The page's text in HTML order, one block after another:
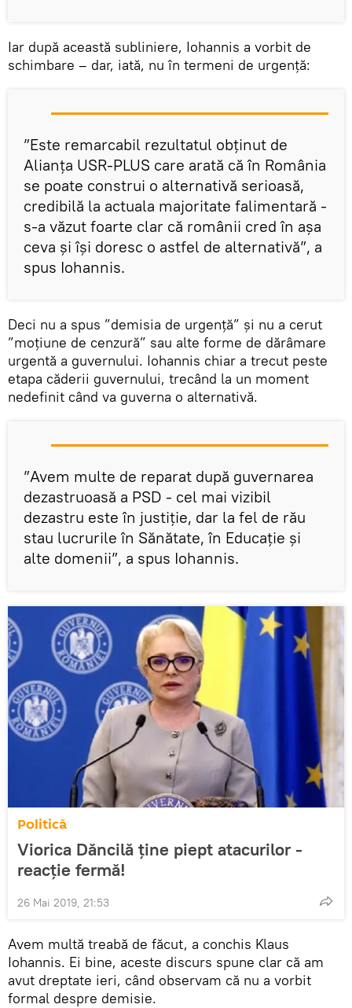
Iar după această subliniere, Iohannis a vorbit de
schimbare – dar, iată, nu în termeni de urgență:
”Este remarcabil rezultatul obţinut de
Alianţa USR-PLUS care arată că în România
se poate construi o alternativă serioasă,
credibilă la actuala majoritate falimentară -
s-a văzut foarte clar că românii cred în aşa
ceva şi îşi doresc o astfel de alternativă”, a
spus Iohannis.
Deci nu a spus ”demisia de urgență” și nu a cerut
”moțiune de cenzură” sau alte forme de dărâmare
urgentă a guvernului. Iohannis chiar a trecut peste
etapa căderii guvernului, trecând la un moment
nedefinit când va guverna o alternativă.
”Avem multe de reparat după guvernarea
dezastruoasă a PSD - cel mai vizibil
dezastru este în justiție, dar la fel de rău
stau lucrurile în Sănătate, în Educație și
alte domenii”, a spus Iohannis.
Politică
Viorica Dăncilă ține piept atacurilor -
reacție fermă!
26 Mai 2019, 21:53
Avem multă treabă de făcut, a conchis Klaus
Iohannis. Ei bine, aceste discurs spune clar că am
avut dreptate ieri, când observam că nu a vorbit
formal despre demisie.